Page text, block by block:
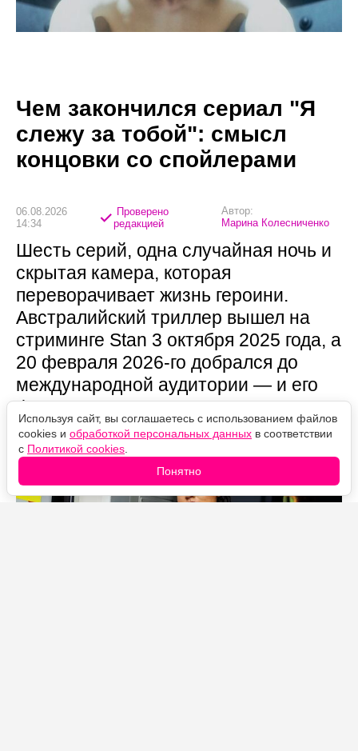
Чем закончился сериал "Я
слежу за тобой": смысл
концовки со спойлерами
06.08.2026
14:34
Проверено
редакцией
Автор:
Марина Колесниченко
Шесть серий, одна случайная ночь и
скрытая камера, которая
переворачивает жизнь героини.
Австралийский триллер вышел на
стриминге Stan 3 октября 2025 года, а
20 февраля 2026-го добрался до
международной аудитории — и его
финал устроен так, что половину
смысла легко пропустить.
Используя сайт, вы соглашаетесь с использованием файлов
cookies и обработкой персональных данных в соответствии
с Политикой cookies
Понятно